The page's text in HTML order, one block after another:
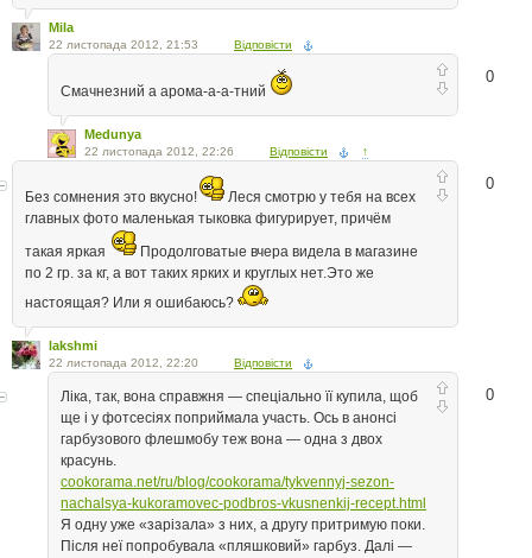
Mila
22 листопада 2012, 21:53 Відповісти
0
Смачнезний а арома-а-а-тний
Medunya
22 листопада 2012, 22:26 Відповісти ↑
0
Без сомнения это вкусно!
Леся смотрю у тебя на всех
главных фото маленькая тыковка фигурирует, причём
такая яркая
Продолговатые вчера видела в магазине
по 2 гр. за кг, а вот таких ярких и круглых нет.Это же
настоящая? Или я ошибаюсь?
lakshmi
22 листопада 2012, 22:20 Відповісти
0
Ліка, так, вона справжня — спеціально її купила, щоб
ще і у фотсесіях поприймала участь. Ось в анонсі
гарбузового флешмобу теж вона — одна з двох
красунь.
cookorama.net/ru/blog/cookorama/tykvennyj-sezon-
nachalsya-kukoramovec-podbros-vkusnenkij-recept.html
Я одну уже «зарізала» з них, а другу притримую поки.
Після неї попробувала «пляшковий» гарбуз. Далі —